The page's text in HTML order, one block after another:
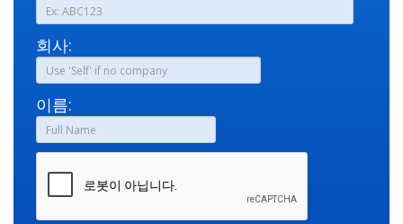
회사:
이름: